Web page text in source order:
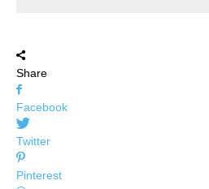
Share
Facebook
Twitter
Pinterest